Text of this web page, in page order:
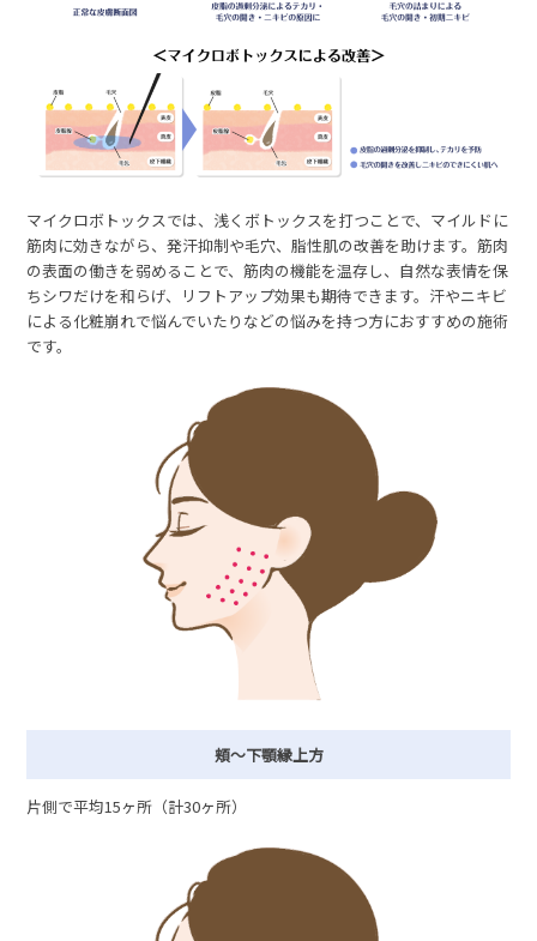
マイクロボトックスでは、浅くボトックスを打つことで、マイルドに
筋肉に効きながら、発汗抑制や毛穴、脂性肌の改善を助けます。筋肉
の表面の働きを弱めることで、筋肉の機能を温存し、自然な表情を保
ちシワだけを和らげ、リフトアップ効果も期待できます。汗やニキビ
による化粧崩れで悩んでいたりなどの悩みを持つ方におすすめの施術
です。
頬〜下顎縁上方
片側で平均15ヶ所（計30ヶ所）